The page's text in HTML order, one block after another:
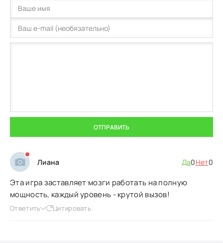
ОТПРАВИТЬ
Лиана Да0Нет0
Эта игра заставляет мозги работать на полную
мощность, каждый уровень - крутой вызов!
Ответить Цитировать